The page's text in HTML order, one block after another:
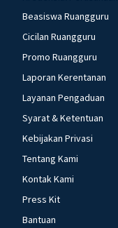
Beasiswa Ruangguru
Cicilan Ruangguru
Promo Ruangguru
Laporan Kerentanan
Layanan Pengaduan
Syarat & Ketentuan
Kebijakan Privasi
Tentang Kami
Kontak Kami
Press Kit
Bantuan